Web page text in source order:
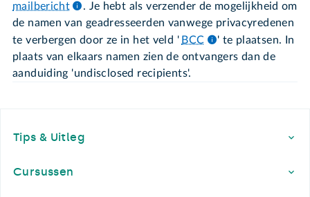
mailbericht
. Je hebt als verzender de mogelijkheid om
de namen van geadresseerden vanwege privacyredenen
te verbergen door ze in het veld ' BCC
' te plaatsen. In
plaats van elkaars namen zien de ontvangers dan de
aanduiding 'undisclosed recipients'.
Tips & Uitleg
Cursussen